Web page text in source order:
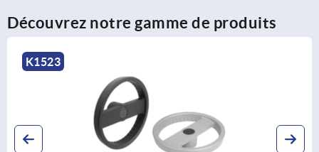
Découvrez notre gamme de produits
K1307